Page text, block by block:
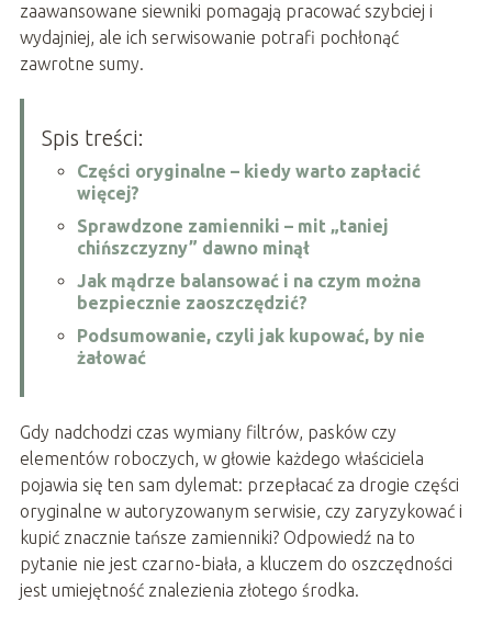
zaawansowane siewniki pomagają pracować szybciej i
wydajniej, ale ich serwisowanie potrafi pochłonąć
zawrotne sumy.
Spis treści:
Części oryginalne – kiedy warto zapłacić
więcej?
Sprawdzone zamienniki – mit „taniej
chińszczyzny” dawno minął
Jak mądrze balansować i na czym można
bezpiecznie zaoszczędzić?
Podsumowanie, czyli jak kupować, by nie
żałować
Gdy nadchodzi czas wymiany filtrów, pasków czy
elementów roboczych, w głowie każdego właściciela
pojawia się ten sam dylemat: przepłacać za drogie części
oryginalne w autoryzowanym serwisie, czy zaryzykować i
kupić znacznie tańsze zamienniki? Odpowiedź na to
pytanie nie jest czarno-biała, a kluczem do oszczędności
jest umiejętność znalezienia złotego środka.